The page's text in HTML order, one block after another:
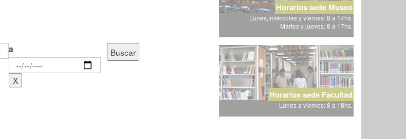
a
Horarios sede Museo
Lunes, miércoles y viernes: 8 a 14hs.
Martes y jueves: 8 a 17hs.
Horarios sede Facultad
Lunes a viernes: 8 a 18hs.